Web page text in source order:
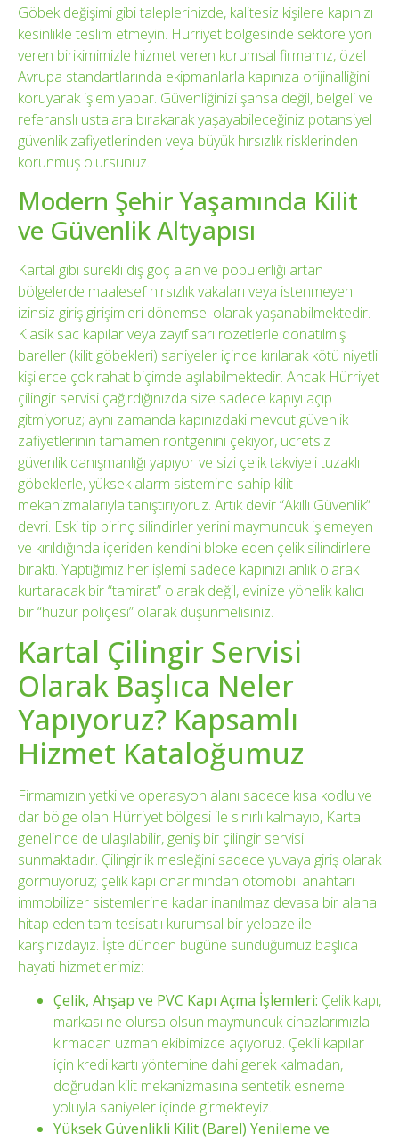
Göbek değişimi gibi taleplerinizde, kalitesiz kişilere kapınızı
kesinlikle teslim etmeyin. Hürriyet bölgesinde sektöre yön
veren birikimimizle hizmet veren kurumsal firmamız, özel
Avrupa standartlarında ekipmanlarla kapınıza orijinalliğini
koruyarak işlem yapar. Güvenliğinizi şansa değil, belgeli ve
referanslı ustalara bırakarak yaşayabileceğiniz potansiyel
güvenlik zafiyetlerinden veya büyük hırsızlık risklerinden
korunmuş olursunuz.
Modern Şehir Yaşamında Kilit
ve Güvenlik Altyapısı
Kartal gibi sürekli dış göç alan ve popülerliği artan
bölgelerde maalesef hırsızlık vakaları veya istenmeyen
izinsiz giriş girişimleri dönemsel olarak yaşanabilmektedir.
Klasik sac kapılar veya zayıf sarı rozetlerle donatılmış
bareller (kilit göbekleri) saniyeler içinde kırılarak kötü niyetli
kişilerce çok rahat biçimde aşılabilmektedir. Ancak Hürriyet
çilingir servisi çağırdığınızda size sadece kapıyı açıp
gitmiyoruz; aynı zamanda kapınızdaki mevcut güvenlik
zafiyetlerinin tamamen röntgenini çekiyor, ücretsiz
güvenlik danışmanlığı yapıyor ve sizi çelik takviyeli tuzaklı
göbeklerle, yüksek alarm sistemine sahip kilit
mekanizmalarıyla tanıştırıyoruz. Artık devir “Akıllı Güvenlik”
devri. Eski tip pirinç silindirler yerini maymuncuk işlemeyen
ve kırıldığında içeriden kendini bloke eden çelik silindirlere
bıraktı. Yaptığımız her işlemi sadece kapınızı anlık olarak
kurtaracak bir “tamirat” olarak değil, evinize yönelik kalıcı
bir “huzur poliçesi” olarak düşünmelisiniz.
Kartal Çilingir Servisi
Olarak Başlıca Neler
Yapıyoruz? Kapsamlı
Hizmet Kataloğumuz
Firmamızın yetki ve operasyon alanı sadece kısa kodlu ve
dar bölge olan Hürriyet bölgesi ile sınırlı kalmayıp, Kartal
genelinde de ulaşılabilir, geniş bir çilingir servisi
sunmaktadır. Çilingirlik mesleğini sadece yuvaya giriş olarak
görmüyoruz; çelik kapı onarımından otomobil anahtarı
immobilizer sistemlerine kadar inanılmaz devasa bir alana
hitap eden tam tesisatlı kurumsal bir yelpaze ile
karşınızdayız. İşte dünden bugüne sunduğumuz başlıca
hayati hizmetlerimiz:
Çelik, Ahşap ve PVC Kapı Açma İşlemleri: Çelik kapı,
markası ne olursa olsun maymuncuk cihazlarımızla
kırmadan uzman ekibimizce açıyoruz. Çekili kapılar
için kredi kartı yöntemine dahi gerek kalmadan,
doğrudan kilit mekanizmasına sentetik esneme
yoluyla saniyeler içinde girmekteyiz.
Yüksek Güvenlikli Kilit (Barel) Yenileme ve